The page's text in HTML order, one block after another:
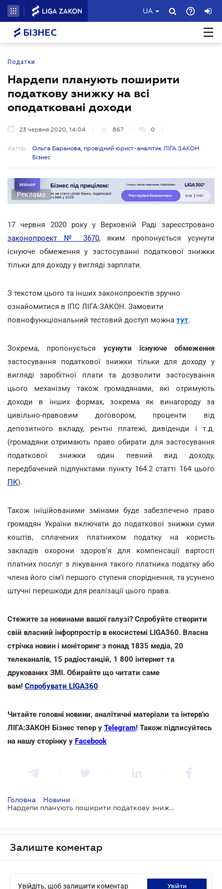
UA
БІЗНЕС
Податки
Нардепи планують поширити
податкову знижку на всі
оподатковані доходи
23 червня 2020, 14:04 867 0
Автор:
Ольга Баранова, провідний юрист-аналітик ЛІГА:ЗАКОН
Бізнес
Реклама
17 червня 2020 року у Верховній Раді зареєстровано
законопроект № 3670, яким пропонується усунути
існуюче обмеження у застосуванні податкової знижки
тільки для доходу у вигляді зарплати.
З текстом цього та інших законопроектів зручно
ознайомитися в ІПС ЛІГА:ЗАКОН. Замовити
повнофункціональний тестовий доступ можна тут.
Зокрема, пропонується усунути існуюче обмеження
застосування податкової знижки тільки для доходу у
вигляді заробітної плати та дозволити застосування
цього механізму також громадянами, які отримують
доходи в інших формах, зокрема як винагороду за
цивільно-правовим договором, проценти від
депозитного вкладу, рентні платежі, дивіденди і т.д.
(громадяни отримають право обирати для застосування
податкової знижки один певний вид доходу,
передбачений підпунктами пункту 164.2 статті 164 цього
ПК).
Також ініційованими змінами буде забезпечено право
громадян України включати до податкової знижки суми
коштів, сплачених платником податку на користь
закладів охорони здоров'я для компенсації вартості
платних послуг з лікування такого платника податку або
члена його сім'ї першого ступеня споріднення, та усунено
штучні перешкоди для реалізації цього права.
Стежите за новинами вашої галузі? Спробуйте створити
свій власний інфорпростір в екосистемі LIGA360. Власна
стрічка новин і моніторинг з понад 1835 медіа, 20
телеканалів, 15 радіостанцій, 1 800 інтернет та
друкованих ЗМІ. Обирайте що читати саме
вам! Спробувати LIGA360
Читайте головні новини, аналітичні матеріали та інтерв'ю
ЛІГА:ЗАКОН Бізнес тепер у Telegram! Також підписуйтесь
на нашу сторінку у Facebook
Головна / Новини /
Нардепи планують поширити податкову знижку на всі оподатковані доходи
Залиште коментар
Увійдіть, щоб залишити коментар увійти